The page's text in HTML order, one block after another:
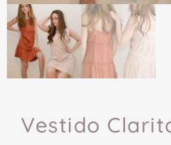
Vestido